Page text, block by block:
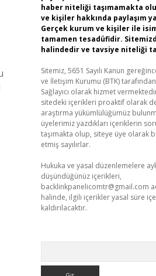
haber niteliği taşımamakta
ve kişiler hakkında paylaşım
Gerçek kurum ve kişiler ile
tamamen tesadüfidir.
halindedir ve tavsiye niteliği
Sitemiz, 5651 Sayılı Kanun
ve İletişim Kurumu (BTK)
Sağlayıcı olarak hizmet
sitedeki içerikleri proaktif olarak
araştırma yükümlülüğümüz
üyelerimiz yazdıkları içeriklerin
taşımakta olup, siteye üye olarak
etmiş sayılırlar.
Hukuka ve yasal düzenlemelere
düşündüğünüz içerikleri,
backlinkpanelicomtr@gmail.com
halinde, ilgili içerikler yasal süre
kaldırılacaktır.